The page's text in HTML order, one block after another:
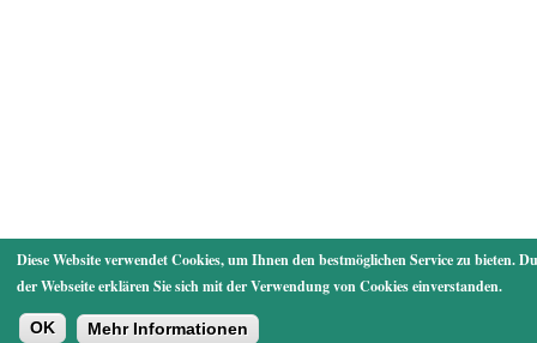
Diese Website verwendet Cookies, um Ihnen den bestmöglichen Service zu bieten.
der Webseite erklären Sie sich mit der Verwendung von Cookies einverstanden.
OK Mehr Informationen